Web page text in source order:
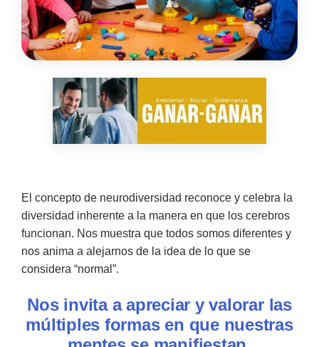
El concepto de neurodiversidad reconoce y celebra la
diversidad inherente a la manera en que los cerebros
funcionan. Nos muestra que todos somos diferentes y
nos anima a alejarnos de la idea de lo que se
considera “normal”.
Nos invita a apreciar y valorar las
múltiples formas en que nuestras